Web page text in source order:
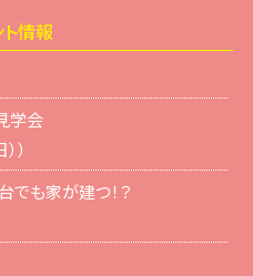
情報
学会
）
でも家が建つ！？